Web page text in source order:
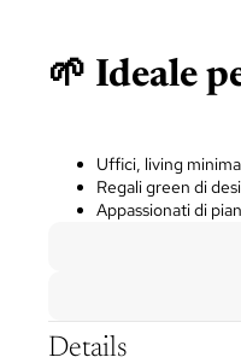
🌱 Ideale
Uffici, living
Regali green di
Appassionati di
Details